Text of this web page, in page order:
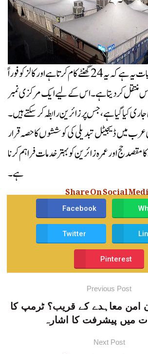
نظام کی خاص بات یہ ہے کہ یہ 24 گھنٹے کام کرتا ہے اور کالز کو فوراً
منتقل کر دیتا ہے۔ اس کے لیے ایک مرکزی نمبر
کیا گیا ہے، جس پر زائرین رابطہ کر سکتے ہیں۔
میں ڈیجیٹل تبدیلی کی کوششوں کا حصہ قرار
مقصد حج اور عمرہ زائرین کو بہتر خدمات فراہم کرنا
ہے۔
Share On Social
Facebook
Twitter
Pinterest
Previous Post
امن معاہدے کے قریب؟ ٹرمپ کا
میں پیشرفت کا اشارہ
Next Post